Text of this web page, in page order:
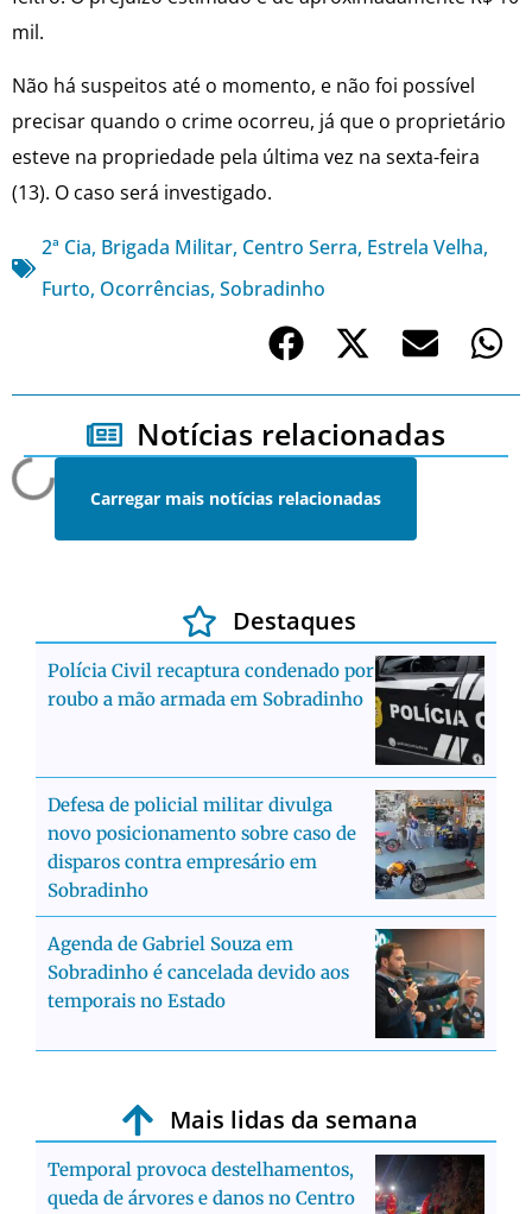
mil.
Não há suspeitos até o momento, e não foi possível
precisar quando o crime ocorreu, já que o proprietário
esteve na propriedade pela última vez na sexta-feira
(13). O caso será investigado.
2ª Cia, Brigada Militar, Centro Serra, Estrela Velha,
Furto, Ocorrências, Sobradinho
Notícias relacionadas
Carregar mais notícias relacionadas
Destaques
Polícia Civil recaptura condenado por
roubo a mão armada em Sobradinho
Defesa de policial militar divulga
novo posicionamento sobre caso de
disparos contra empresário em
Sobradinho
Agenda de Gabriel Souza em
Sobradinho é cancelada devido aos
temporais no Estado
Mais lidas da semana
Temporal provoca destelhamentos,
queda de árvores e danos no Centro